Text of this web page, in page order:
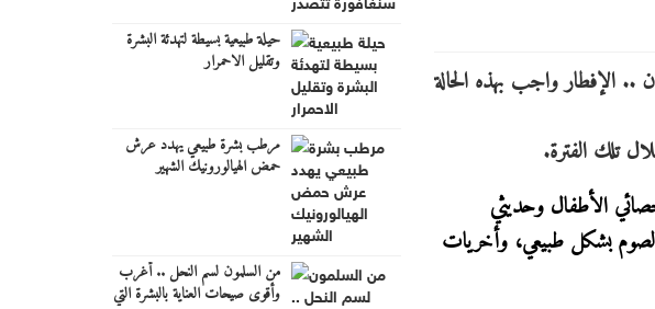
تلك الفترة.
الأطفال وحديثي
بشكل طبيعي، وأخريات
حيلة طبيعية بسيطة لتهدئة البشرة
وتقليل الاحمرار
مرطب بشرة طبيعي يهدد عرش
حمض الهيالورونيك الشهير
من السلمون لسم النحل .. أغرب
وأقوى صيحات العناية بالبشرة التي